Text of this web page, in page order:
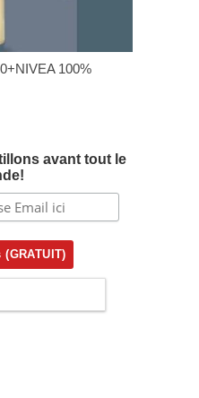
100%
avant tout le